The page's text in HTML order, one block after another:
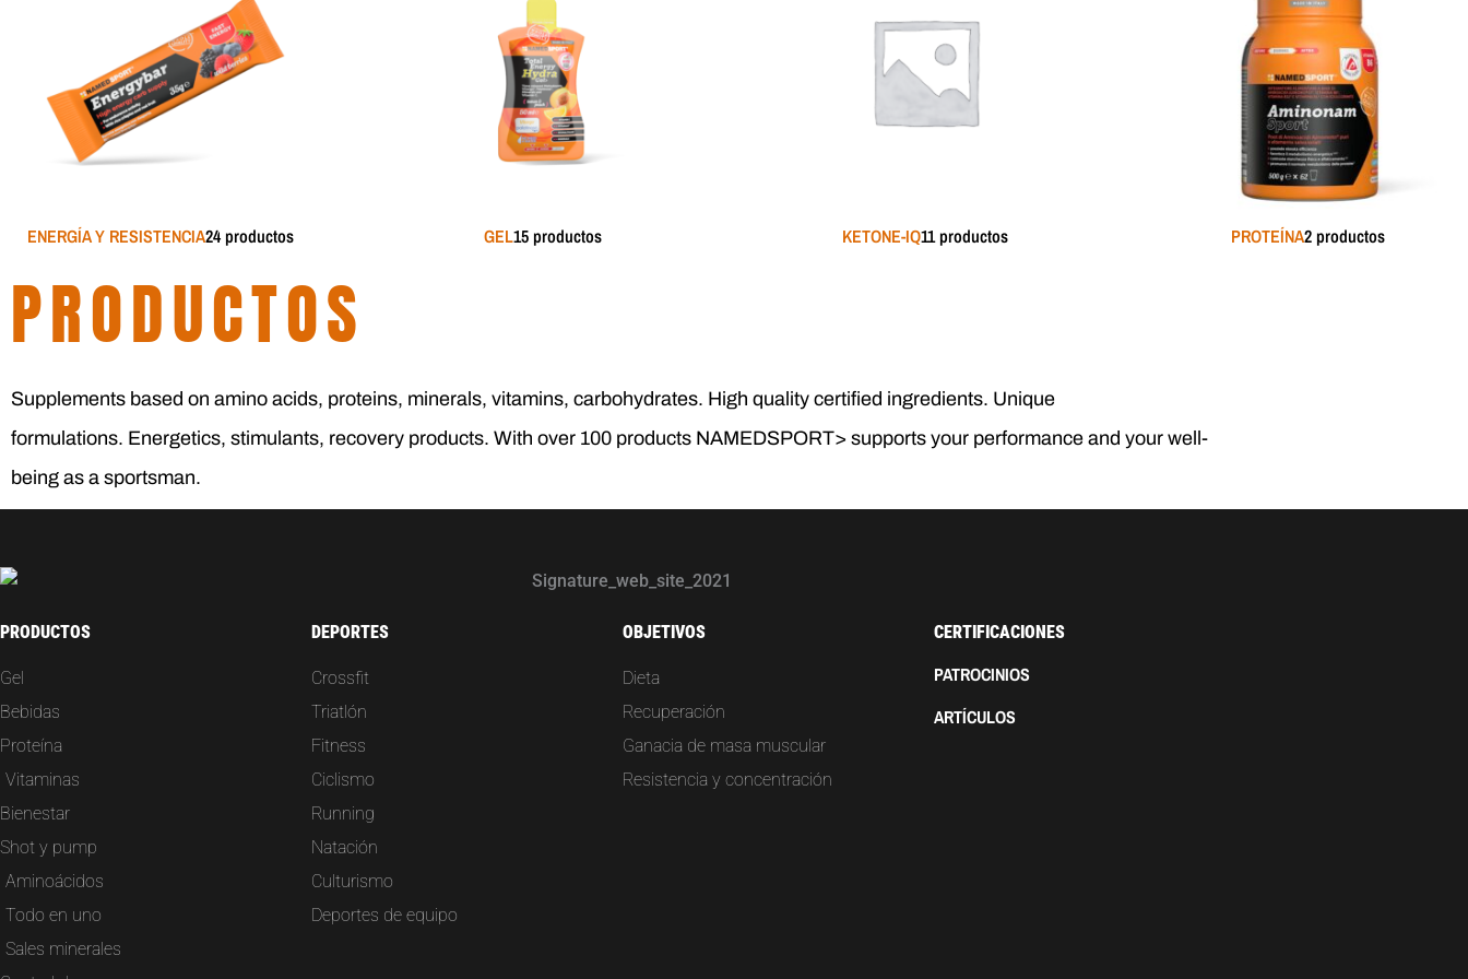
ENERGÍA Y RESISTENCIA24 productos GEL15 productos KETONE-IQ11 productos PROTEÍNA2 productos
PRODUCTOS
Supplements based on amino acids, proteins, minerals, vitamins, carbohydrates. High quality certified ingredients. Unique
formulations. Energetics, stimulants, recovery products. With over 100 products NAMEDSPORT> supports your performance and your well-
being as a sportsman.
PRODUCTOS
Gel
Bebidas
Proteína
Vitaminas
Bienestar
Shot y pump
Aminoácidos
Todo en uno
Sales minerales
DEPORTES
Crossfit
Triatlón
Fitness
Ciclismo
Running
Natación
Culturismo
Deportes de equipo
OBJETIVOS
Dieta
Recuperación
Ganacia de masa muscular
Resistencia y concentración
CERTIFICACIONES
PATROCINIOS
ARTÍCULOS